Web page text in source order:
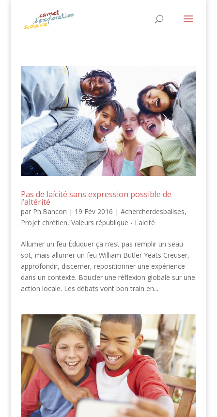
Pas de laïcité sans expression possible de
l’altérité
par Ph.Bancon | 19 Fév 2016 | #chercherdesbalises,
Projet chrétien, Valeurs république - Laicité
Allumer un feu Éduquer ça n’est pas remplir un seau
sot, mais allumer un feu William Butler Yeats Creuser,
approfondir, discerner, repositionner une expérience
dans un contexte. Boucler une réflexion globale sur une
action locale. Les débats vont bon train en...